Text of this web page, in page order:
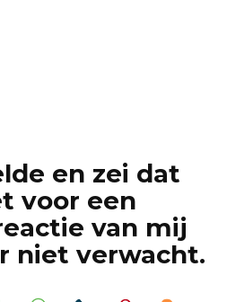
en zei dat
voor een
van mij
niet verwacht.